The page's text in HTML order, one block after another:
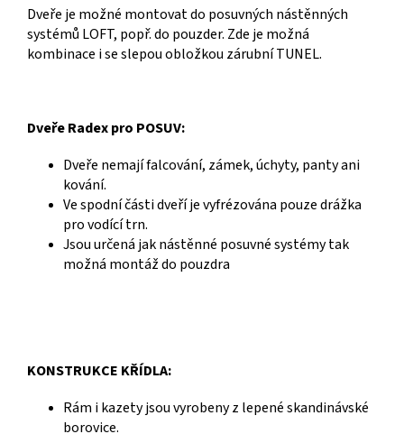
Dveře je možné montovat do posuvných nástěnných
systémů LOFT, popř. do pouzder. Zde je možná
kombinace i se slepou obložkou zárubní TUNEL.
Dveře Radex pro POSUV:
Dveře nemají falcování, zámek, úchyty, panty ani
kování.
Ve spodní části dveří je vyfrézována pouze drážka
pro vodící trn.
Jsou určená jak nástěnné posuvné systémy tak
možná montáž do pouzdra
KONSTRUKCE KŘÍDLA:
Rám i kazety jsou vyrobeny z lepené skandinávské
borovice.